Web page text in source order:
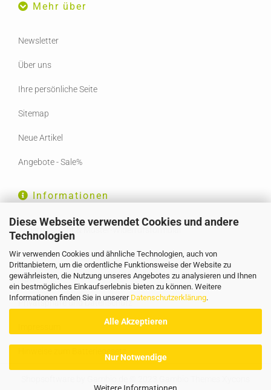
Diese Webseite verwendet Cookies und andere
Technologien
Wir verwenden Cookies und ähnliche Technologien, auch von
Drittanbietern, um die ordentliche Funktionsweise der Website zu
gewährleisten, die Nutzung unseres Angebotes zu analysieren und Ihnen
ein bestmögliches Einkaufserlebnis bieten zu können. Weitere
Informationen finden Sie in unserer Datenschutzerklärung.
Alle Akzeptieren
Nur Notwendige
Mehr über
Newsletter
Über uns
Ihre persönliche Seite
Sitemap
Neue Artikel
Angebote - Sale%
Informationen
Widerrufsrecht & Muster-Widerrufsformular
Liefer- und Versandkosten
AGB
Privatsphäre und Datenschutz